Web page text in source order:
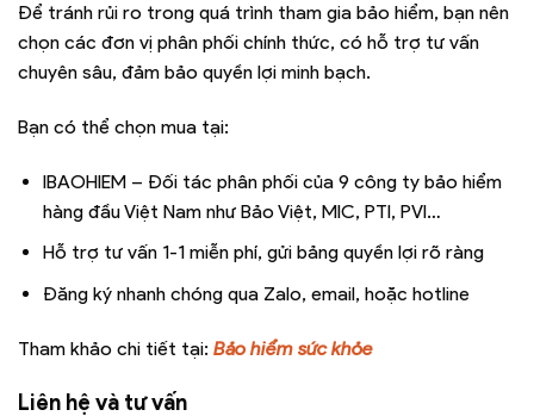
Để tránh rủi ro trong quá trình tham gia bảo hiểm, bạn nên
chọn các đơn vị phân phối chính thức, có hỗ trợ tư vấn
chuyên sâu, đảm bảo quyền lợi minh bạch.
Bạn có thể chọn mua tại:
IBAOHIEM – Đối tác phân phối của 9 công ty bảo hiểm
hàng đầu Việt Nam như Bảo Việt, MIC, PTI, PVI…
Hỗ trợ tư vấn 1-1 miễn phí, gửi bảng quyền lợi rõ ràng
Đăng ký nhanh chóng qua Zalo, email, hoặc hotline
Tham khảo chi tiết tại: Bảo hiểm sức khỏe
Liên hệ và tư vấn